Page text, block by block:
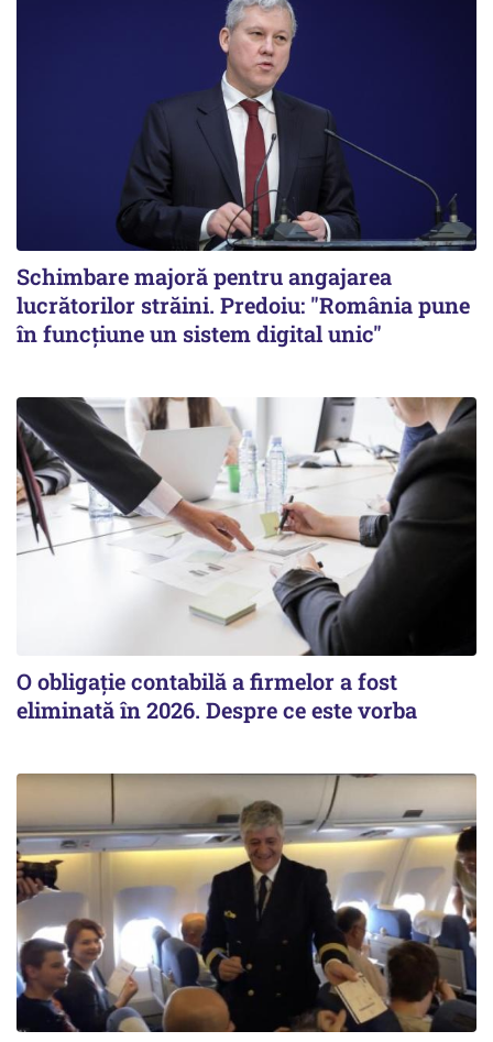
Schimbare majoră pentru angajarea
lucrătorilor străini. Predoiu: "România pune
în funcțiune un sistem digital unic"
O obligație contabilă a firmelor a fost
eliminată în 2026. Despre ce este vorba